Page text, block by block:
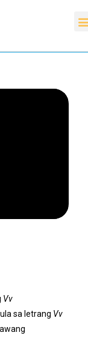
Vv
sa letrang Vv